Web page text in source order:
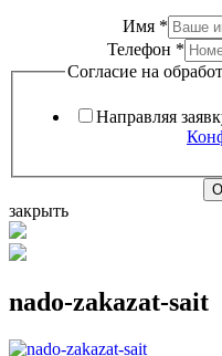
Имя *
Телефон *
Согласие на
Направляя
закрыть
nado-zakazat-sait